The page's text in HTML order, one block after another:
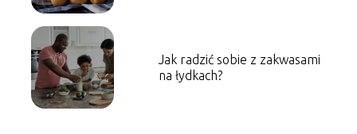
Jak radzić sobie z zakwasami
na łydkach?